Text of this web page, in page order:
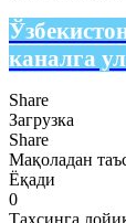
каналга
Share
Загрузка
Share
Мақоладан
Ёқади
0
Таҳсинга